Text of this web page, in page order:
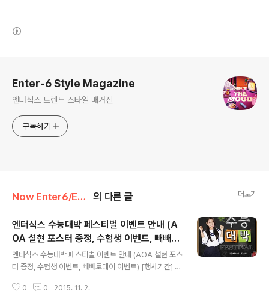
Enter-6 Style Magazine
엔터식스 트렌드 스타일 매거진
구독하기
Now Enter6/Enter6 Promotion 의 다른 글 더보기
엔터식스 수능대박 페스티벌 이벤트 안내 (A
OA 설현 포스터 증정, 수험생 이벤트, 빼빼로
데이 이벤트)
엔터식스 수능대박 페스티벌 이벤트 안내 (AOA 설현 포스
터 증정, 수험생 이벤트, 빼빼로데이 이벤트) [행사기간] 2
원하는 마음으로 준비한 엔터식스 수능대박 페스티벌! 수
0 0 2015. 11. 2.